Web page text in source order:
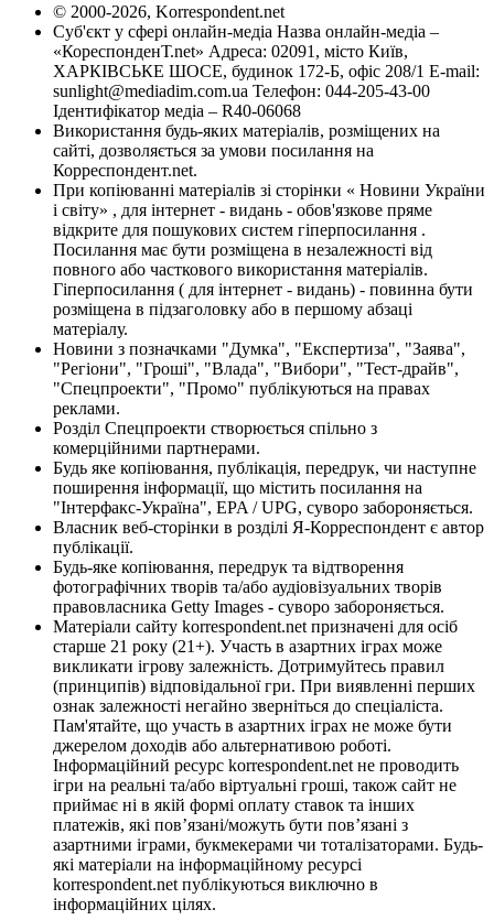
© 2000-2026, Korrespondent.net
Суб'єкт у сфері онлайн-медіа Назва онлайн-медіа –
«КореспонденТ.net» Адреса: 02091, місто Київ,
ХАРКІВСЬКЕ ШОСЕ, будинок 172-Б, офіс 208/1 E-mail:
sunlight@mediadim.com.ua Телефон: 044-205-43-00
Ідентифікатор медіа – R40-06068
Використання будь-яких матеріалів, розміщених на
сайті, дозволяється за умови посилання на
Корреспондент.net.
При копіюванні матеріалів зі сторінки « Новини України
і світу» , для інтернет - видань - обов'язкове пряме
відкрите для пошукових систем гіперпосилання .
Посилання має бути розміщена в незалежності від
повного або часткового використання матеріалів.
Гіперпосилання ( для інтернет - видань) - повинна бути
розміщена в підзаголовку або в першому абзаці
матеріалу.
Новини з позначками "Думка", "Експертиза", "Заява",
"Регіони", "Гроші", "Влада", "Вибори", "Тест-драйв",
"Спецпроекти", "Промо" публікуються на правах
реклами.
Розділ Спецпроекти створюється спільно з
комерційними партнерами.
Будь яке копіювання, публікація, передрук, чи наступне
поширення інформації, що містить посилання на
"Інтерфакс-Україна", EPA / UPG, суворо забороняється.
Власник веб-сторінки в розділі Я-Корреспондент є автор
публікації.
Будь-яке копіювання, передрук та відтворення
фотографічних творів та/або аудіовізуальних творів
правовласника Getty Images - суворо забороняється.
Матеріали сайту korrespondent.net призначені для осіб
старше 21 року (21+). Участь в азартних іграх може
викликати ігрову залежність. Дотримуйтесь правил
(принципів) відповідальної гри. При виявленні перших
ознак залежності негайно зверніться до спеціаліста.
Пам'ятайте, що участь в азартних іграх не може бути
джерелом доходів або альтернативою роботі.
Інформаційний ресурс korrespondent.net не проводить
ігри на реальні та/або віртуальні гроші, також сайт не
приймає ні в якій формі оплату ставок та інших
платежів, які пов’язані/можуть бути пов’язані з
азартними іграми, букмекерами чи тоталізаторами. Будь-
які матеріали на інформаційному ресурсі
korrespondent.net публікуються виключно в
інформаційних цілях.